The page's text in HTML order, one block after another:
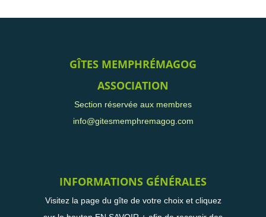
GÎTES MEMPHRÉMAGOG
ASSOCIATION
Section réservée aux membres
info@gitesmemphremagog.com
INFORMATIONS GÉNÉRALES
Visitez la page du gîte de votre choix et cliquez